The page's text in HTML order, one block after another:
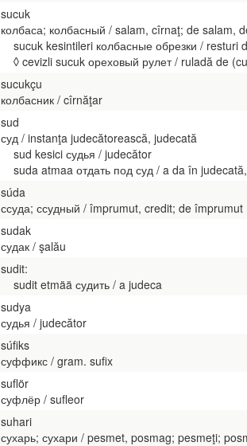
sucuk
колбаса; колбасный / salam, cîrnaţ; de salam,
sucuk kesintileri колбасные обрезки / resturi
◊ cevizli sucuk ореховый рулет / ruladă de
sucukçu
колбасник / cîrnăţar
sud
суд / instanţa judecătorească, judecată
sud kesici судья / judecător
suda atmaa отдать под суд / a da în
súda
ссуда; ссудный / împrumut, credit; de împrumut
sudak
судак / şalău
sudit:
sudit etmää судить / a judeca
sudya
судья / judecător
súfiks
суффикс / gram. sufix
suflör
суфлёр / sufleor
suhari
сухарь; сухари / pesmet, posmag; pesmeţi;